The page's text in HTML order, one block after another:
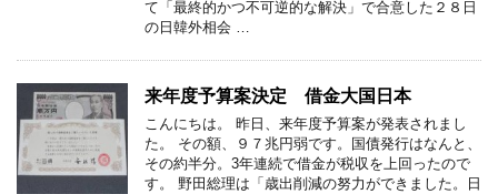
て「最終的かつ不可逆的な解決」で合意した２８日
の日韓外相会 …
来年度予算案決定 借金大国日本
こんにちは。 昨日、来年度予算案が発表されまし
た。 その額、９７兆円弱です。国債発行はなんと、
その約半分。3年連続で借金が税収を上回ったので
す。 野田総理は「歳出削減の努力ができました。日